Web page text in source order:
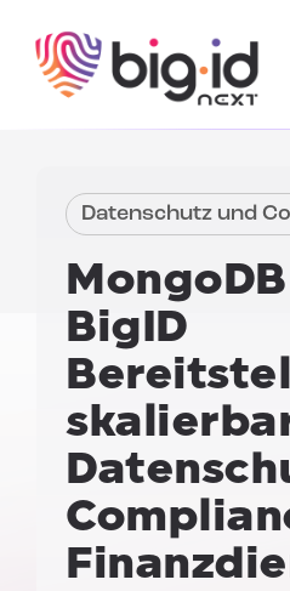
Datenschutz und
BigID